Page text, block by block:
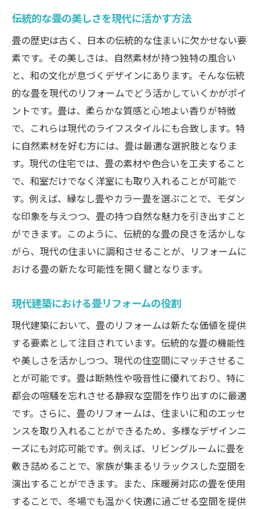
畳を活かした和モダンのリフォームアイデ
ア
和モダンリフォームでの畳の選び方
畳と他素材の組み合わせで生み出す新しい
空間
和モダンリフォームでの畳の色彩とデザイ
ン
畳の持つ温かみを強調するリフォームテク
ニック
畳のリフォームで和モダンの魅力を演出す
る
畳のリニューアルで実現する心地よい自然素材
の空間
自然素材としての畳の特性を活かすリフォ
畳リフォームによるナチュラルな生活環境
の創造
畳の香りと質感がもたらす癒しの空間
自然素材畳の選定とメンテナンスのポイン
ト
畳リフォームで叶えるエコフレンドリーな
住まい
畳リフォームで自然の豊かさを日常に取り
入れる
畳リフォームで和の香りを日常に取り入れる魅
力
伝統的な畳の美しさを現代に活かす方法
畳の歴史は古く、日本の伝統的な住まいに欠かせない要
素です。その美しさは、自然素材が持つ独特の風合い
と、和の文化が息づくデザインにあります。そんな伝統
的な畳を現代のリフォームでどう活かしていくかがポイ
ントです。畳は、柔らかな質感と心地よい香りが特徴
で、これらは現代のライフスタイルにも合致します。特
に自然素材を好む方には、畳は最適な選択肢となりま
す。現代の住宅では、畳の素材や色合いを工夫すること
で、和室だけでなく洋室にも取り入れることが可能で
す。例えば、縁なし畳やカラー畳を選ぶことで、モダン
な印象を与えつつ、畳の持つ自然な魅力を引き出すこと
ができます。このように、伝統的な畳の良さを活かしな
がら、現代の住まいに調和させることが、リフォームに
おける畳の新たな可能性を開く鍵となります。
現代建築における畳リフォームの役割
現代建築において、畳のリフォームは新たな価値を提供
する要素として注目されています。伝統的な畳の機能性
や美しさを活かしつつ、現代の住空間にマッチさせるこ
とが可能です。畳は断熱性や吸音性に優れており、特に
都会の喧騒を忘れさせる静寂な空間を作り出すのに最適
です。さらに、畳のリフォームは、住まいに和のエッセ
ンスを取り入れることができるため、多様なデザインニ
ーズにも対応可能です。例えば、リビングルームに畳を
敷き詰めることで、家族が集まるリラックスした空間を
演出することができます。また、床暖房対応の畳を使用
することで、冬場でも温かく快適に過ごせる空間を提供